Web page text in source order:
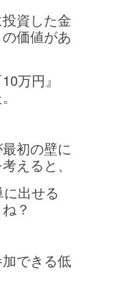
資した金
価値があ
万円』
初の壁に
えると、
出せる
？
できる低